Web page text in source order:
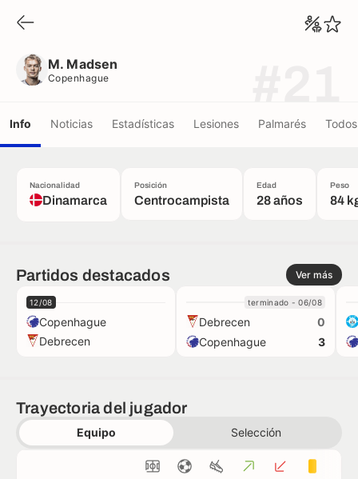
M. Madsen
Copenhague
Info Noticias Estadísticas Lesiones Palmarés
Nacionalidad
Dinamarca
Posición
Centrocampista
Edad
28 años
Peso
84
Partidos destacados Ver más
12/08
Copenhague
Debrecen
terminado - 06/08
Debrecen
0
Copenhague
3
Trayectoria del jugador
Equipo Selección